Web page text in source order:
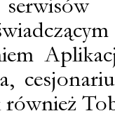
również